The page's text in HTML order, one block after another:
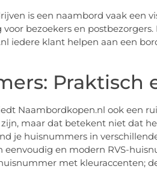
is een naambord vaak een
bezoekers en
iedere klant helpen aan een
Praktisch
Naambordkopen.nl ook een
maar dat betekent niet dat
je huisnummers in
eenvoudig en modern RVS-
met kleuraccenten;